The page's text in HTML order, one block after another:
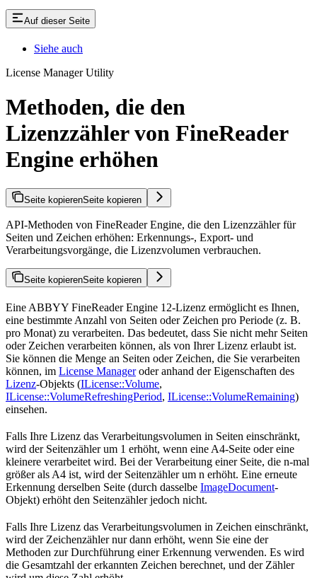
Auf dieser Seite
Siehe auch
License Manager Utility
Methoden, die den
Lizenzzähler von FineReader
Engine erhöhen
Seite kopierenSeite kopieren
API-Methoden von FineReader Engine, die den Lizenzzähler für
Seiten und Zeichen erhöhen: Erkennungs-, Export- und
Verarbeitungsvorgänge, die Lizenzvolumen verbrauchen.
Seite kopierenSeite kopieren
Eine ABBYY FineReader Engine 12-Lizenz ermöglicht es Ihnen,
eine bestimmte Anzahl von Seiten oder Zeichen pro Periode (z. B.
pro Monat) zu verarbeiten. Das bedeutet, dass Sie nicht mehr Seiten
oder Zeichen verarbeiten können, als von Ihrer Lizenz erlaubt ist.
Sie können die Menge an Seiten oder Zeichen, die Sie verarbeiten
können, im License Manageroder anhand der Eigenschaften des
Lizenz-Objekts (ILicense::Volume,
ILicense::VolumeRefreshingPeriod, ILicense::VolumeRemaining)
einsehen.
Falls Ihre Lizenz das Verarbeitungsvolumen in Seiten einschränkt,
wird der Seitenzähler um 1 erhöht, wenn eine A4-Seite oder eine
kleinere verarbeitet wird. Bei der Verarbeitung einer Seite, die n-mal
größer als A4 ist, wird der Seitenzähler um n erhöht. Eine erneute
Erkennung derselben Seite (durch dasselbe ImageDocument-
Objekt) erhöht den Seitenzähler jedoch nicht.
Falls Ihre Lizenz das Verarbeitungsvolumen in Zeichen einschränkt,
wird der Zeichenzähler nur dann erhöht, wenn Sie eine der
Methoden zur Durchführung einer Erkennung verwenden. Es wird
die Gesamtzahl der erkannten Zeichen berechnet, und der Zähler